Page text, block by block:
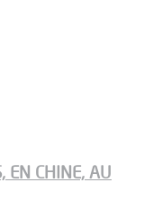
EN CHINE, AU